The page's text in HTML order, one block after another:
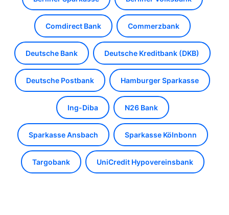
Comdirect Bank Commerzbank
Deutsche Bank Deutsche Kreditbank (DKB)
Deutsche Postbank Hamburger Sparkasse
Ing-Diba N26 Bank
Sparkasse Ansbach Sparkasse Kölnbonn
Targobank UniCredit Hypovereinsbank